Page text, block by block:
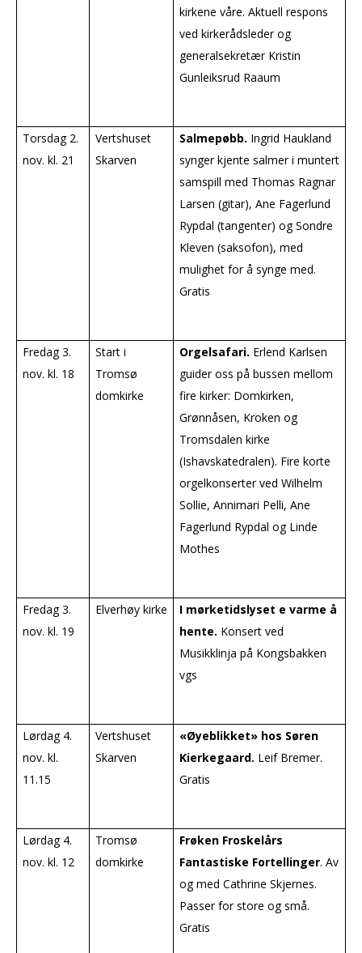
kirkene våre. Aktuell respons
ved kirkerådsleder og
generalsekretær Kristin
Gunleiksrud Raaum
Torsdag 2.
nov. kl. 21
Vertshuset
Skarven
Salmepøbb. Ingrid Haukland
synger kjente salmer i muntert
samspill med Thomas Ragnar
Larsen (gitar), Ane Fagerlund
Rypdal (tangenter) og Sondre
Kleven (saksofon), med
mulighet for å synge med.
Gratis
Fredag 3.
nov. kl. 18
Start i
Tromsø
domkirke
Orgelsafari. Erlend Karlsen
guider oss på bussen mellom
fire kirker: Domkirken,
Grønnåsen, Kroken og
Tromsdalen kirke
(Ishavskatedralen). Fire korte
orgelkonserter ved Wilhelm
Sollie, Annimari Pelli, Ane
Fagerlund Rypdal og Linde
Mothes
Fredag 3.
nov. kl. 19
Elverhøy kirke
I mørketidslyset e varme å
hente. Konsert ved
Musikklinja på Kongsbakken
vgs
Lørdag 4.
nov. kl.
11.15
Vertshuset
Skarven
«Øyeblikket» hos Søren
Kierkegaard. Leif Bremer.
Gratis
Lørdag 4.
nov. kl. 12
Tromsø
domkirke
Frøken Froskelårs
Fantastiske Fortellinger. Av
og med Cathrine Skjernes.
Passer for store og små.
Gratis